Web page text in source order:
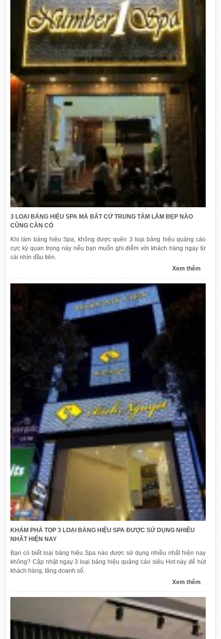
3 LOẠI BẢNG HIỆU SPA MÀ BẤT CỨ TRUNG TÂM LÀM ĐẸP NÀO
CŨNG CẦN CÓ
Khi làm bảng hiệu Spa, không được quên 3 loại bảng hiệu quảng cáo
cực kỳ quan trọng này nếu bạn muốn ghi điểm với khách hàng ngay từ
cái nhìn đầu tiên.
Xem thêm
KHÁM PHÁ TOP 3 LOẠI BẢNG HIỆU SPA ĐƯỢC SỬ DỤNG NHIỀU
NHẤT HIỆN NAY
Bạn có biết loại bảng hiệu Spa nào được sử dụng nhiều nhất hiện nay
không? Cập nhật ngay 3 loại bảng hiệu quảng cáo siêu Hot này để hút
khách hàng, tăng doanh số.
Xem thêm